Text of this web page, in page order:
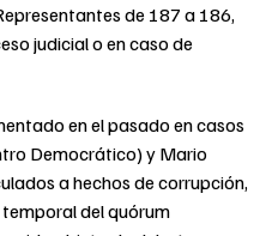
de 187 a 186,
judicial o en caso de
en el pasado en casos
Democrático) y Mario
a hechos de corrupción,
del quórum